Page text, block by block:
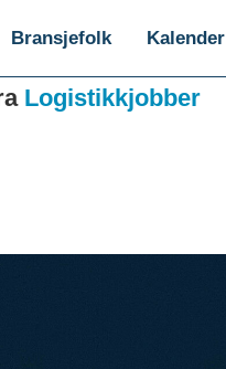
Bransjefolk Kalender
Logistikkjobber